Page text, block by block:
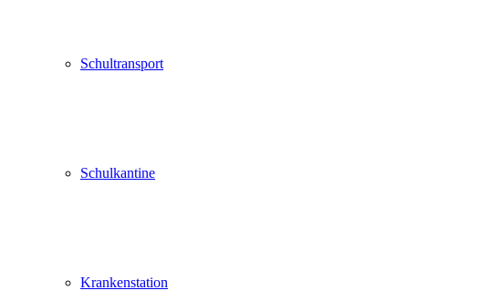
Schultransport
Schulkantine
Krankenstation